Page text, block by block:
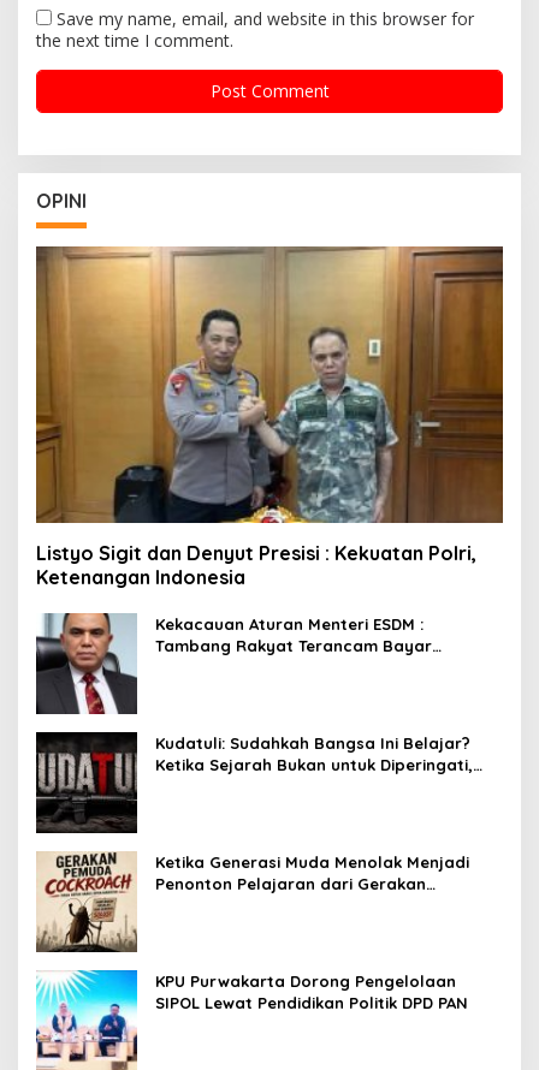
Save my name, email, and website in this browser for
the next time I comment.
OPINI
Listyo Sigit dan Denyut Presisi : Kekuatan Polri,
Ketenangan Indonesia
Kekacauan Aturan Menteri ESDM :
Tambang Rakyat Terancam Bayar
Kudatuli: Sudahkah Bangsa Ini Belajar?
Ketika Sejarah Bukan untuk Diperingati,
Ketika Generasi Muda Menolak Menjadi
Penonton Pelajaran dari Gerakan
KPU Purwakarta Dorong Pengelolaan
SIPOL Lewat Pendidikan Politik DPD PAN